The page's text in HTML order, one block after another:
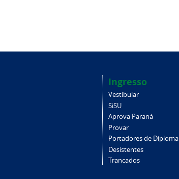
Ingresso
Vestibular
SiSU
Aprova Paraná
Provar
Portadores de Diploma
Desistentes
Trancados